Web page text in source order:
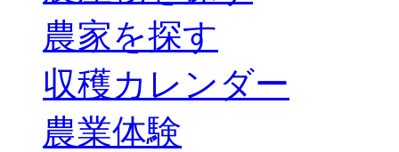
農家を探す
収穫カレンダー
農業体験